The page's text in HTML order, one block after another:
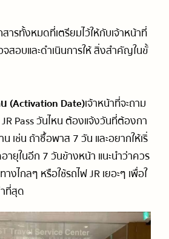
ารทั้งหมดที่เตรียมไว้ให้กับเจ้าหน้าที่
จสอบและดำเนินการให้ สิ่งสำคัญในขั้
(Activation Date)เจ้าหน้าที่จะถาม
Pass วันไหน ต้องแจ้งวันที่ต้องกา
เช่น ถ้าซื้อพาส 7 วัน และอยากให้เริ่
ายุในอีก 7 วันข้างหน้า แนะนำว่าควร
างไกลๆ หรือใช้รถไฟ JR เยอะๆ เพื่อใ
ที่สุด